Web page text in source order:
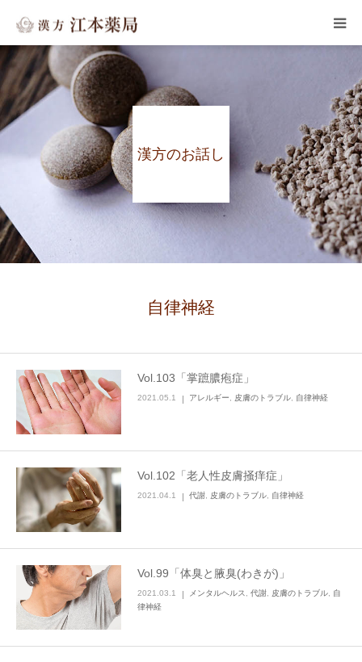
漢方のお話し
自律神経
Vol.103「掌蹠膿疱症」
2021.05.1 アレルギー 皮膚のトラブル 自律神経
Vol.102「老人性皮膚掻痒症」
2021.04.1 代謝 皮膚のトラブル 自律神経
Vol.99「体臭と腋臭(わきが)」
2021.03.1 メンタルヘルス 代謝 皮膚のトラブル
自
律神経
HOME
子宝・婦人病
皮膚のトラブル
メンタルヘルス
よくある質問